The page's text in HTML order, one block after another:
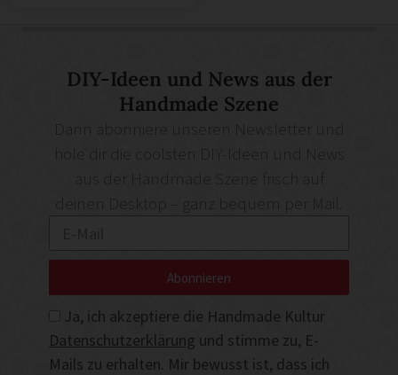
DIY-Ideen und News aus der
Handmade Szene
deinen Desktop – ganz bequem per Mail.
Ja, ich akzeptiere die Handmade Kultur
Datenschutzerklärung und stimme zu, E-
Mails zu erhalten. Mir bewusst ist, dass ich
Abonnieren